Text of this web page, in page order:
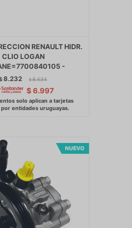
RENAULT HIDR.
CLIO LOGAN
-
8.232 $ 8.434
$ 6.997